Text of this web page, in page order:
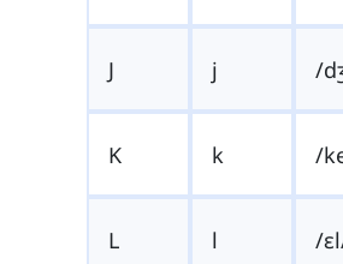
J j /
K k /
L l /